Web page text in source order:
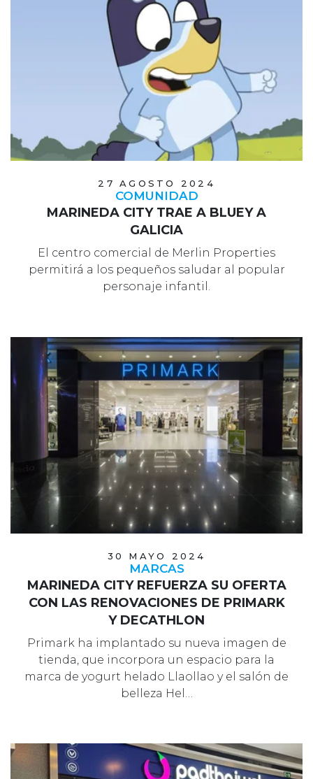
27 AGOSTO 2024
COMUNIDAD
MARINEDA CITY TRAE A BLUEY A
GALICIA
El centro comercial de Merlin Properties
permitirá a los pequeños saludar al popular
personaje infantil.
30 MAYO 2024
MARCAS
MARINEDA CITY REFUERZA SU OFERTA
CON LAS RENOVACIONES DE PRIMARK
Y DECATHLON
Primark ha implantado su nueva imagen de
tienda, que incorpora un espacio para la
marca de yogurt helado Llaollao y el salón de
belleza Hel…